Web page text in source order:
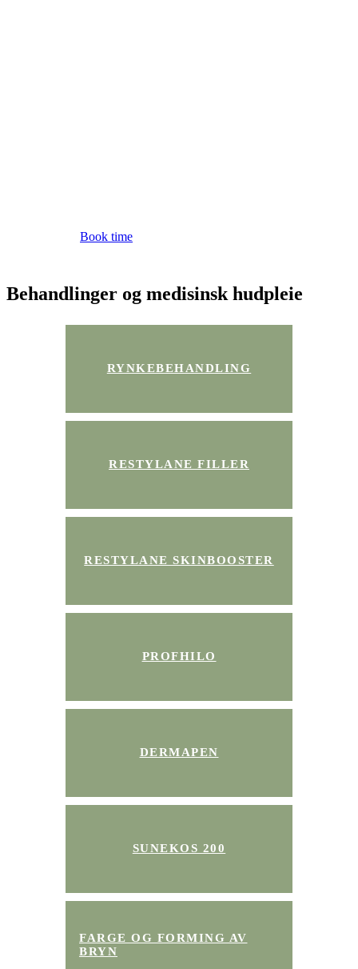
Book time
Behandlinger og medisinsk hudpleie
RYNKEBEHANDLING
RESTYLANE FILLER
RESTYLANE SKINBOOSTER
PROFHILO
DERMAPEN
SUNEKOS 200
FARGE OG FORMING AV
BRYN